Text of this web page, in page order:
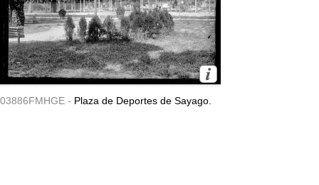
03886FMHGE - Plaza de Deportes de Sayago.